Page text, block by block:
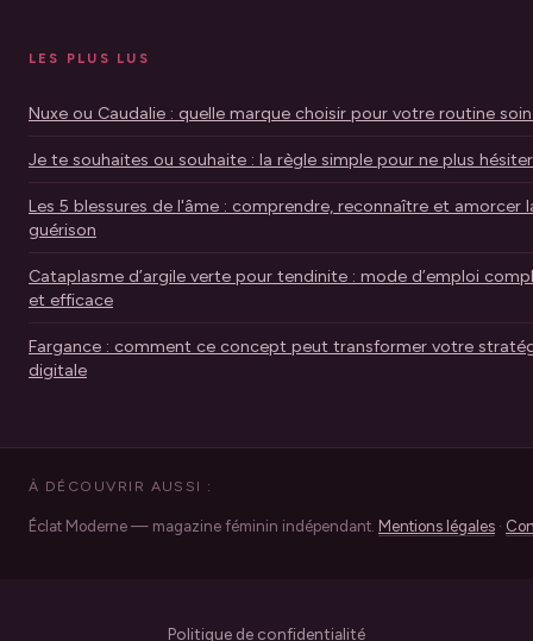
LES PLUS LUS
Nuxe ou Caudalie : quelle marque choisir pour votre routine
Je te souhaites ou souhaite : la règle simple pour ne plus hésiter
Les 5 blessures de l'âme : comprendre, reconnaître et amorcer
guérison
Cataplasme d’argile verte pour tendinite : mode d’emploi
et efficace
Fargance : comment ce concept peut transformer votre
digitale
À DÉCOUVRIR AUSSI :
Éclat Moderne — magazine féminin indépendant. Mentions légales ·
Politique de confidentialité